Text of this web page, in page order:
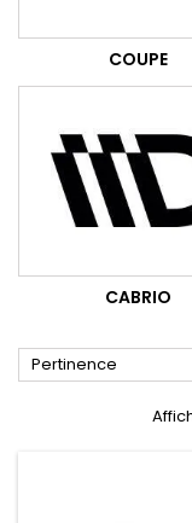
COUPE
CABRIO
Pertinence